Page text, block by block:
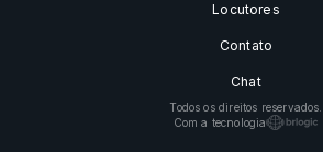
Locutores
Contato
Chat
Todos os direitos reservados.
Com a tecnologia